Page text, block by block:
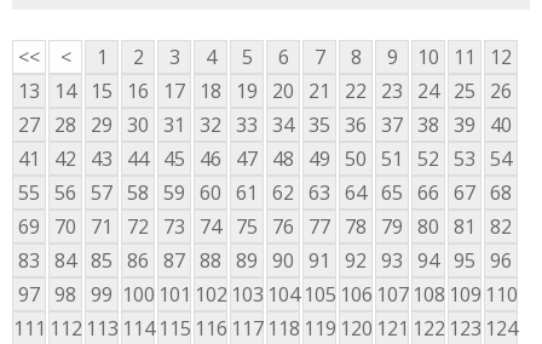
<< < 1 2 3 4 5 6 7 8 9 10 11
12
13
14 15 16 17 18 19 20 21 22 23 24 25
26
27 28 29 30 31 32 33 34 35 36 37 38 39
40
41
42 43 44 45 46 47 48 49 50 51 52 53 54
55 56 57 58 59 60 61 62 63 64 65 66 67 68
69
70 71 72 73 74 75 76 77 78 79 80 81
82
83 84 85 86 87 88 89 90 91 92 93 94 95 96
97 98 99 100 101 102 103 104 105 106 107 108 109 110
111 112 113 114 115 116 117 118 119 120 121 122 123 124